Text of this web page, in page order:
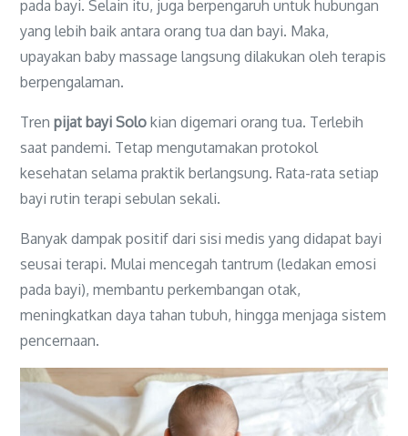
pada bayi. Selain itu, juga berpengaruh untuk hubungan
yang lebih baik antara orang tua dan bayi. Maka,
upayakan baby massage langsung dilakukan oleh terapis
berpengalaman.
Trenpijat bayi Solo kian digemari orang tua. Terlebih
saat pandemi. Tetap mengutamakan protokol
kesehatan selama praktik berlangsung. Rata-rata setiap
bayi rutin terapi sebulan sekali.
Banyak dampak positif dari sisi medis yang didapat bayi
seusai terapi. Mulai mencegah tantrum (ledakan emosi
pada bayi), membantu perkembangan otak,
meningkatkan daya tahan tubuh, hingga menjaga sistem
pencernaan.